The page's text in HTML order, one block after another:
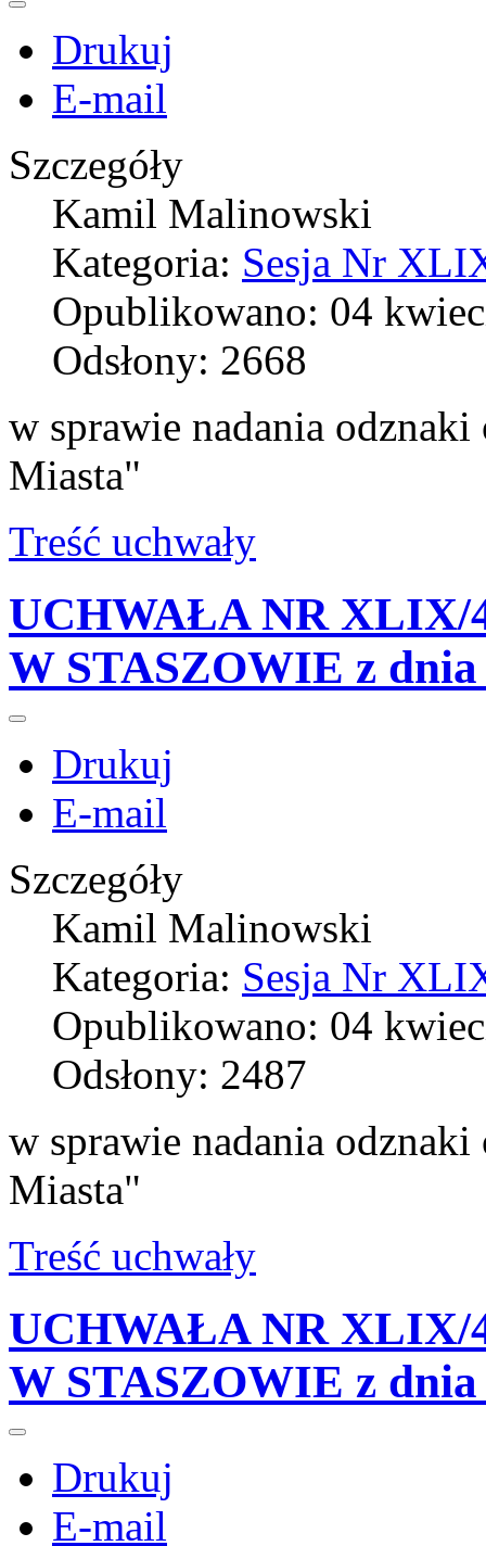
Drukuj
E-mail
Szczegóły
Kamil Malinowski
Kategoria: Sesja Nr
Opublikowano: 04
Odsłony: 2668
w sprawie nadania
Miasta"
Treść uchwały
UCHWAŁA NR XLIX/
W STASZOWIE z dnia
Drukuj
E-mail
Szczegóły
Kamil Malinowski
Kategoria: Sesja Nr
Opublikowano: 04
Odsłony: 2487
w sprawie nadania
Miasta"
Treść uchwały
UCHWAŁA NR XLIX/
W STASZOWIE z dnia
Drukuj
E-mail